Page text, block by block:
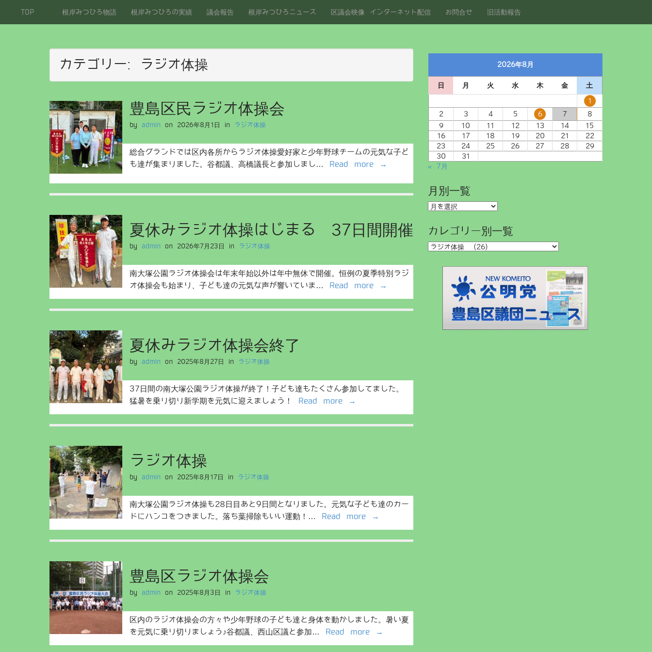
i
i
TOP 根岸みつひろ物語 根岸みつひろの実績 議会報告 根岸みつひろニュース 区議会映像 インターネット配信 お問合せ 旧活動報告
カテゴリー: ラジオ体操
豊島区民ラジオ体操会
by admin on 2026年8月1日 in ラジオ体操
総合グランドでは区内各所からラジオ体操愛好家と少年野球チームの元気な子ど
も達が集まりました。谷都議、高橋議長と参加しまし…
Read more →
夏休みラジオ体操はじまる 37日間開催
by admin on 2026年7月23日 in ラジオ体操
南大塚公園ラジオ体操会は年末年始以外は年中無休で開催。恒例の夏季特別ラジ
オ体操会も始まり、子ども達の元気な声が響いていま…
Read more →
夏休みラジオ体操会終了
by admin on 2025年8月27日 in ラジオ体操
37日間の南大塚公園ラジオ体操が終了！子ども達もたくさん参加してました。
猛暑を乗り切り新学期を元気に迎えましょう！
Read more →
ラジオ体操
by admin on 2025年8月17日 in ラジオ体操
南大塚公園ラジオ体操も28日目あと9日間となりました。元気な子ども達のカー
ドにハンコをつきました。落ち葉掃除もいい運動！…
Read more →
豊島区ラジオ体操会
by admin on 2025年8月3日 in ラジオ体操
区内のラジオ体操会の方々や少年野球の子ども達と身体を動かしました。暑い夏
を元気に乗り切りましょう♪谷都議、西山区議と参加…
Read more →
2026年8月
日 月 火 水 木 金
土
1
2
3 4 5 6 7
8
9
10 11 12 13 14
15
16
17 18 19 20 21
22
23
24 25 26 27 28
29
30
31
« 7月
月別一覧
月
一
覧
カレゴリー別一覧
カ